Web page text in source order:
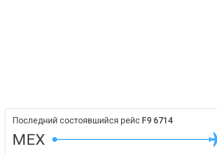
Последний состоявшийся рейс F9 6714
MEX